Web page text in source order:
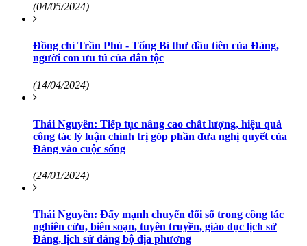
(04/05/2024)
Đồng chí Trần Phú - Tổng Bí thư đầu tiên của Đảng,
người con ưu tú của dân tộc
(14/04/2024)
Thái Nguyên: Tiếp tục nâng cao chất lượng, hiệu quả
công tác lý luận chính trị góp phần đưa nghị quyết của
Đảng vào cuộc sống
(24/01/2024)
Thái Nguyên: Đẩy mạnh chuyển đổi số trong công tác
nghiên cứu, biên soạn, tuyên truyền, giáo dục lịch sử
Đảng, lịch sử đảng bộ địa phương